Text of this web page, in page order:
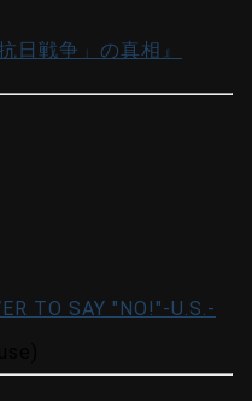
日戦争」の真相』
TO SAY "NO!"-U.S.-